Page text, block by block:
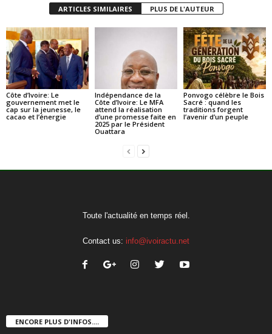
ARTICLES SIMILAIRES PLUS DE L'AUTEUR
Côte d’Ivoire: Le
gouvernement met le
cap sur la jeunesse, le
cacao et l’énergie
Indépendance de la
Côte d’Ivoire: Le MFA
attend la réalisation
d’une promesse faite en
2025 par le Président
Ouattara
Ponvogo célèbre le Bois
Sacré : quand les
traditions forgent
l’avenir d’un peuple
Toute l'actualité en temps réel.
Contact us: info@ivoiractu.net
ENCORE PLUS D'INFOS....